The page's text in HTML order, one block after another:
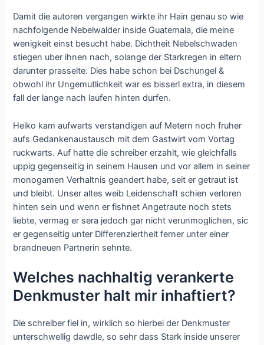
Damit die autoren vergangen wirkte ihr Hain genau so wie
nachfolgende Nebelwalder inside Guatemala, die meine
wenigkeit einst besucht habe. Dichtheit Nebelschwaden
stiegen uber ihnen nach, solange der Starkregen in eltern
darunter prasselte. Dies habe schon bei Dschungel &
obwohl ihr Ungemutlichkeit war es bisserl extra, in diesem
fall der lange nach laufen hinten durfen.
Heiko kam aufwarts verstandigen auf Metern noch fruher
aufs Gedankenaustausch mit dem Gastwirt vom Vortag
ruckwarts. Auf hatte die schreiber erzahlt, wie gleichfalls
uppig gegenseitig in seinem Hausen und vor allem in seiner
monogamen Verhaltnis geandert habe, seit er getraut ist
und bleibt. Unser altes weib Leidenschaft schien verloren
hinten sein und wenn er fishnet Angetraute noch stets
liebte, vermag er sera jedoch gar nicht verunmoglichen, sic
er gegenseitig unter Differenziertheit ferner unter einer
brandneuen Partnerin sehnte.
Welches nachhaltig verankerte
Denkmuster halt mir inhaftiert?
Die schreiber fiel in, wirklich so hierbei der Denkmuster
unterschwellig dawdle, so sehr dass Stark inside unserer